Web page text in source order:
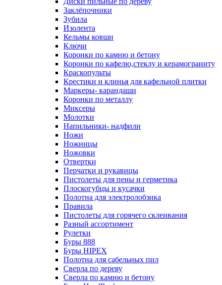
Заклёпочники
Зубила
Изолента
Кельмы ковши
Ключи
Коронки по камню и бетону
Коронки по кафелю,стеклу и керамограниту
Краскопульты
Крестики и клинья для кафельной плитки
Маркеры- карандаши
Коронки по металлу
Миксеры
Молотки
Напильники- надфили
Ножи
Ножницы
Ножовки
Отвертки
Перчатки и рукавицы
Пистолеты для пены и герметика
Плоскогубцы и кусачки
Полотна для электролобзика
Правила
Пистолеты для горячего склеивания
Разный ассортимент
Рулетки
Буры 888
Буры HIPEX
Полотна для сабельных пил
Сверла по дереву
Сверла по камню и бетону